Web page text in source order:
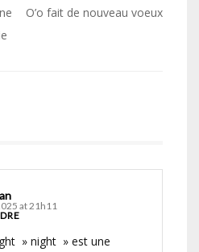
O’o fait de nouveau voeux
at 21h11
» night » est une